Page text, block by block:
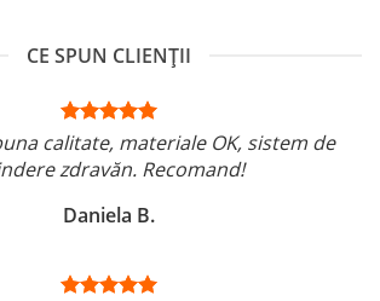
CE SPUN CLIENȚII
calitate, materiale OK, sistem de
zdravăn. Recomand!
Daniela B.